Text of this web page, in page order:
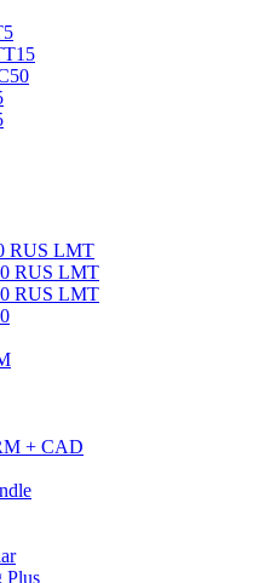
RUS LMT
RUS LMT
RUS LMT
+ CAD
Plus